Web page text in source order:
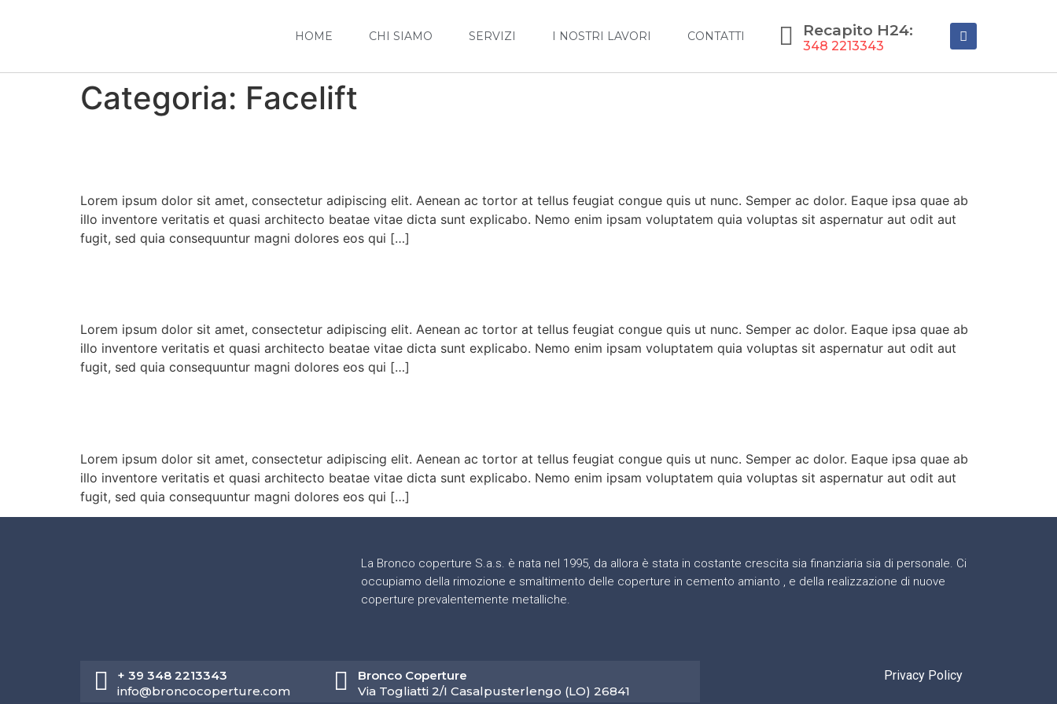
HOME CHI SIAMO SERVIZI I NOSTRI LAVORI CONTATTI Recapito H24:
348 2213343
Categoria: Facelift
Lorem ipsum dolor sit amet, consectetur adipiscing elit. Aenean ac tortor at tellus feugiat congue quis ut nunc. Semper ac dolor. Eaque ipsa quae ab
illo inventore veritatis et quasi architecto beatae vitae dicta sunt explicabo. Nemo enim ipsam voluptatem quia voluptas sit aspernatur aut odit aut
fugit, sed quia consequuntur magni dolores eos qui […]
Lorem ipsum dolor sit amet, consectetur adipiscing elit. Aenean ac tortor at tellus feugiat congue quis ut nunc. Semper ac dolor. Eaque ipsa quae ab
illo inventore veritatis et quasi architecto beatae vitae dicta sunt explicabo. Nemo enim ipsam voluptatem quia voluptas sit aspernatur aut odit aut
fugit, sed quia consequuntur magni dolores eos qui […]
Lorem ipsum dolor sit amet, consectetur adipiscing elit. Aenean ac tortor at tellus feugiat congue quis ut nunc. Semper ac dolor. Eaque ipsa quae ab
illo inventore veritatis et quasi architecto beatae vitae dicta sunt explicabo. Nemo enim ipsam voluptatem quia voluptas sit aspernatur aut odit aut
fugit, sed quia consequuntur magni dolores eos qui […]
La Bronco coperture S.a.s. è nata nel 1995, da allora è stata in costante crescita sia finanziaria sia di personale. Ci
occupiamo della rimozione e smaltimento delle coperture in cemento amianto , e della realizzazione di nuove
coperture prevalentemente metalliche.
+ 39 348 2213343
info@broncocoperture.com
Bronco Coperture
Via Togliatti 2/I Casalpusterlengo (LO) 26841
Privacy Policy